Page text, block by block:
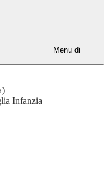
Menu di
Infanzia